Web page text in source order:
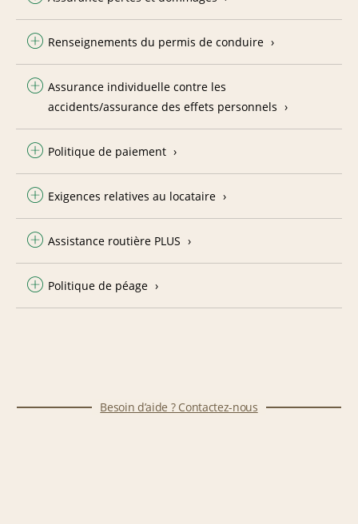
Renseignements du permis de conduire
Assurance individuelle contre les
accidents/assurance des effets personnels
Politique de paiement
Exigences relatives au locataire
Assistance routière PLUS
Politique de péage
Besoin d’aide ? Contactez-nous